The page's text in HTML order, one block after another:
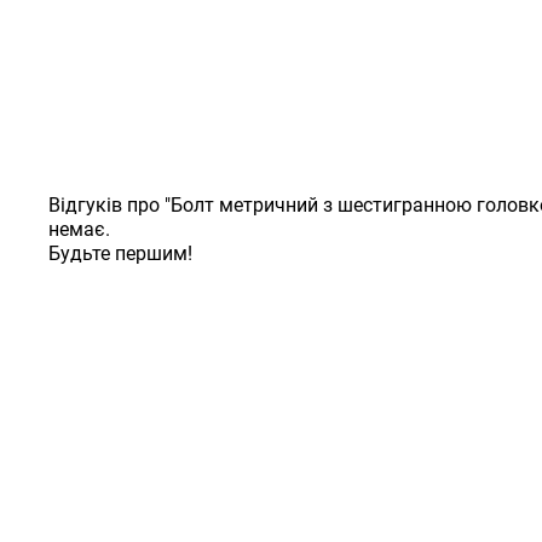
Відгуків про "Болт метричний з шестигранною
немає.
Будьте першим!